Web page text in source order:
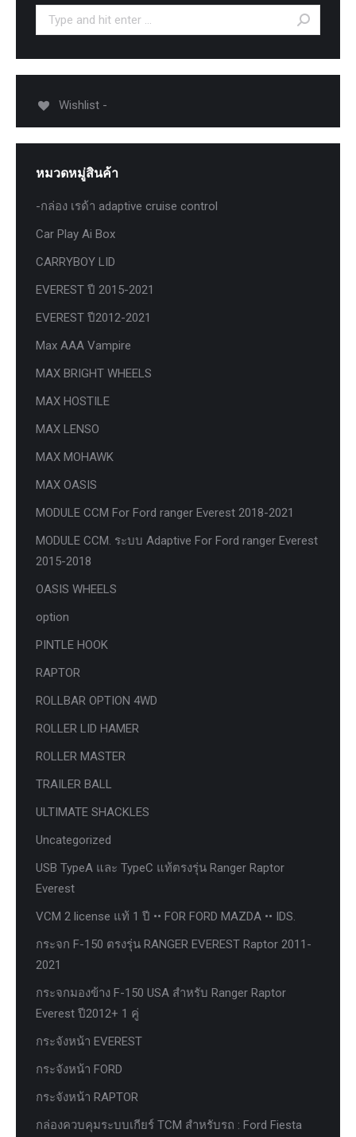
Search:
Wishlist -
หมวดหมู่สินค้า
-กล่อง เรด้า adaptive cruise control
Car Play Ai Box
CARRYBOY LID
EVEREST ปี 2015-2021
EVEREST ปี2012-2021
Max AAA Vampire
MAX BRIGHT WHEELS
MAX HOSTILE
MAX LENSO
MAX MOHAWK
MAX OASIS
MODULE CCM For Ford ranger Everest 2018-2021
MODULE CCM. ระบบ Adaptive For Ford ranger Everest
2015-2018
OASIS WHEELS
option
PINTLE HOOK
RAPTOR
ROLLBAR OPTION 4WD
ROLLER LID HAMER
ROLLER MASTER
TRAILER BALL
ULTIMATE SHACKLES
Uncategorized
USB TypeA และ TypeC แท้ตรงรุ่น Ranger Raptor
Everest
VCM 2 license แท้ 1 ปี •• FOR FORD MAZDA •• IDS.
กระจก F-150 ตรงรุ่น RANGER EVEREST Raptor 2011-
2021
กระจกมองข้าง F-150 USA สำหรับ Ranger Raptor
Everest ปี2012+ 1 คู่
กระจังหน้า EVEREST
กระจังหน้า FORD
กระจังหน้า RAPTOR
กล่องควบคุมระบบเกียร์ TCM สำหรับรถ : Ford Fiesta